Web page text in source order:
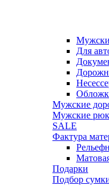
Для
Мужские
Мужские
SALE
Фактура
Подарки
Подбор